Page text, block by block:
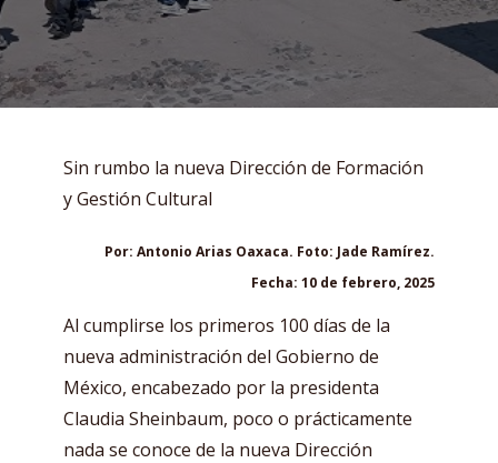
Sin rumbo la nueva Dirección de Formación
y Gestión Cultural
Por: Antonio Arias Oaxaca. Foto: Jade Ramírez.
Fecha: 10 de febrero, 2025
Al cumplirse los primeros 100 días de la
nueva administración del Gobierno de
México, encabezado por la presidenta
Claudia Sheinbaum, poco o prácticamente
nada se conoce de la nueva Dirección